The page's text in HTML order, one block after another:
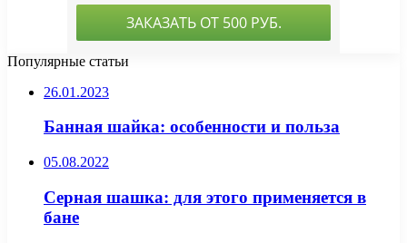
Популярные статьи
26.01.2023
Банная шайка: особенности и польза
05.08.2022
Серная шашка: для этого применяется в
бане